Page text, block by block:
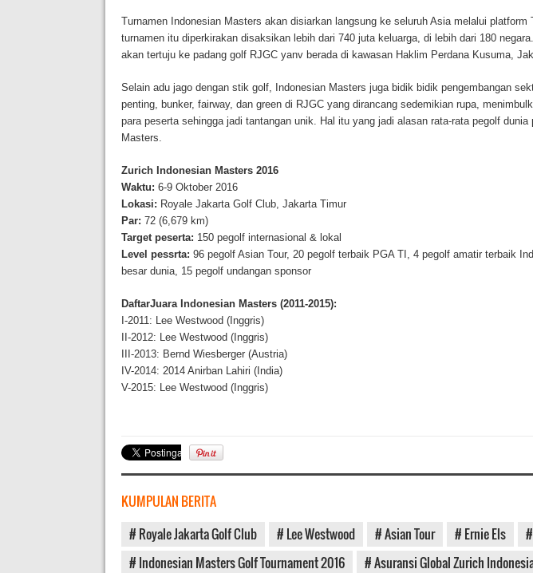
Turnamen Indonesian Masters akan disiarkan langsung ke seluruh Asia melalui platform
turnamen itu diperkirakan disaksikan lebih dari 740 juta keluarga, di lebih dari 180
akan tertuju ke padang golf RJGC yanv berada di kawasan Haklim Perdana Kusuma,
Selain adu jago dengan stik golf, Indonesian Masters juga bidik bidik pengembangan
penting, bunker, fairway, dan green di RJGC yang dirancang sedemikian rupa,
para peserta sehingga jadi tantangan unik. Hal itu yang jadi alasan rata-rata pegolf
Masters.
Zurich Indonesian Masters 2016
Waktu: 6-9 Oktober 2016
Lokasi: Royale Jakarta Golf Club, Jakarta Timur
Par: 72 (6,679 km)
Target peserta: 150 pegolf internasional & lokal
Level pessrta: 96 pegolf Asian Tour, 20 pegolf terbaik PGA TI, 4 pegolf amatir terbaik
besar dunia, 15 pegolf undangan sponsor
DaftarJuara Indonesian Masters (2011-2015):
I-2011: Lee Westwood (Inggris)
II-2012: Lee Westwood (Inggris)
III-2013: Bernd Wiesberger (Austria)
IV-2014: 2014 Anirban Lahiri (India)
V-2015: Lee Westwood (Inggris)
KUMPULAN BERITA
# Royale Jakarta Golf Club
# Lee Westwood # Asian Tour # Ernie Els
# Indonesian Masters Golf Tournament 2016
# Asuransi Global Zurich